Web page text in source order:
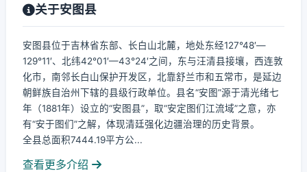
关于安图县
安图县位于吉林省东部、长白山北麓，地处东经127°48′—
129°11′、北纬42°01′—43°24′之间，东与汪清县接壤，西连敦
化市，南邻长白山保护开发区，北靠舒兰市和五常市，是延边
朝鲜族自治州下辖的县级行政单位。县名“安图”源于清光绪七
年（1881年）设立的“安图县”，取“安定图们江流域”之意，亦
有“安于图们”之解，体现清廷强化边疆治理的历史背景。
全县总面积7444.19平方公...
查看更多介绍